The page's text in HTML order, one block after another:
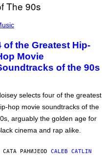
of the Greatest Hip-
Movie
of the 90s
selects four of the greatest
hop movie soundtracks of the
arguably the golden age for
cinema and rap alike.
САТА РАНИЈЕOD CALEB CATLIN